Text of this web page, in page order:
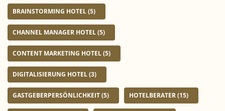
BRAINSTORMING HOTEL(5)
CHANNEL MANAGER HOTEL(5)
CONTENT MARKETING HOTEL(5)
DIGITALISIERUNG HOTEL(3)
GASTGEBERPERSÖNLICHKEIT(5) HOTELBERATER(15)